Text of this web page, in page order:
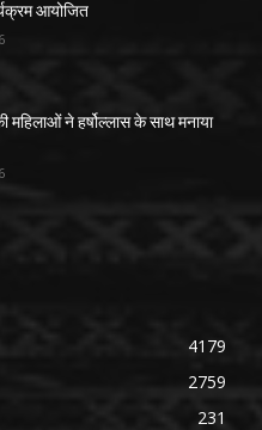
आयोजित
महिलाओं ने हर्षोल्लास के साथ मनाया
4179
2759
231